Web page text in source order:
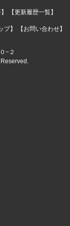
【更新履歴一覧】
プ】
【お問い合わせ】
−２